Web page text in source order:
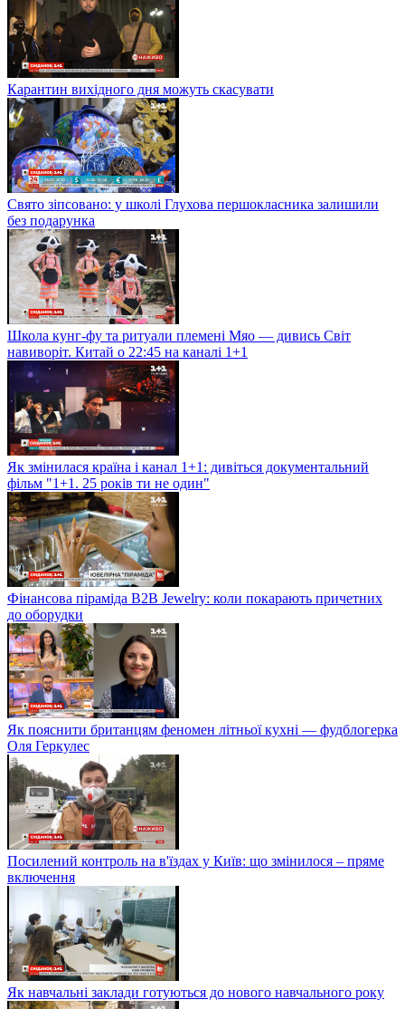
Карантин вихідного дня можуть скасувати
Свято зіпсовано: у школі Глухова першокласника залишили
без подарунка
Школа кунг-фу та ритуали племені Мяо — дивись Світ
навиворіт. Китай о 22:45 на каналі 1+1
Як змінилася країна і канал 1+1: дивіться документальний
фільм "1+1. 25 років ти не один"
Фінансова піраміда B2B Jewelry: коли покарають причетних
до оборудки
Як пояснити британцям феномен літньої кухні — фудблогерка
Оля Геркулес
Посилений контроль на в'їздах у Київ: що змінилося – пряме
включення
Як навчальні заклади готуються до нового навчального року